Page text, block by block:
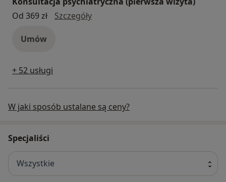
Od 369 zł
Szczegółykonsultacja psychiatryczna
Umów
+ 52 usługi
W jaki sposób ustalane są ceny?
Specjaliści
Wszystkie